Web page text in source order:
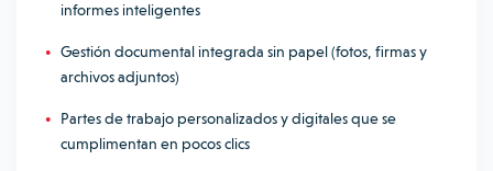
informes inteligentes
Gestión documental integrada sin papel (fotos, firmas y
archivos adjuntos)
Partes de trabajo personalizados y digitales que se
cumplimentan en pocos clics